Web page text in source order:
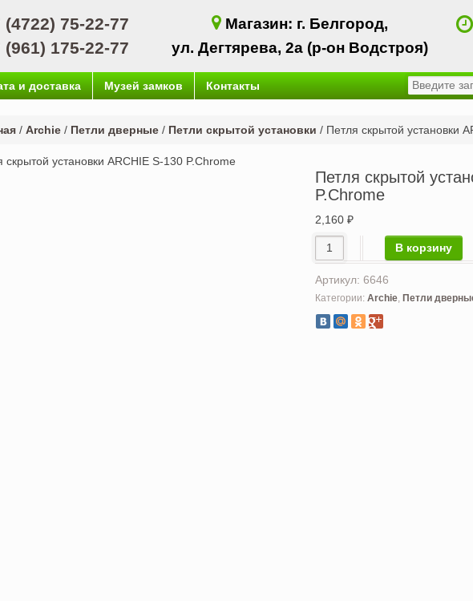
(4722) 75-22-77
(961) 175-22-77
Магазин: г. Белгород,
ул. Дегтярева, 2а (р-он Водстроя)
и доставка Музей замков Контакты
/ Archie / Петли дверные / Петли скрытой установки / Петля скрытой установки
Петля скрытой
P.Chrome
2,160 ₽
Количество товара Петля
В корзину
Артикул: 6646
Категории: Archie, Петли